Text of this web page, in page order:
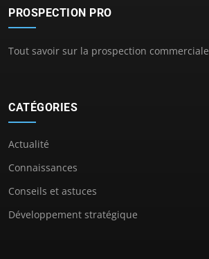
PROSPECTION PRO
Tout savoir sur la prospection commerciale
CATÉGORIES
Actualité
Connaissances
Conseils et astuces
Développement stratégique